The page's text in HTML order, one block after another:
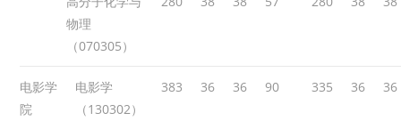
物理
（070305）
电影学
院
电影学
（130302）
383 36 36 90 335 36 36